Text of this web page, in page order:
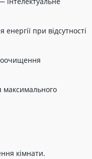
при відсутності
кімнати.